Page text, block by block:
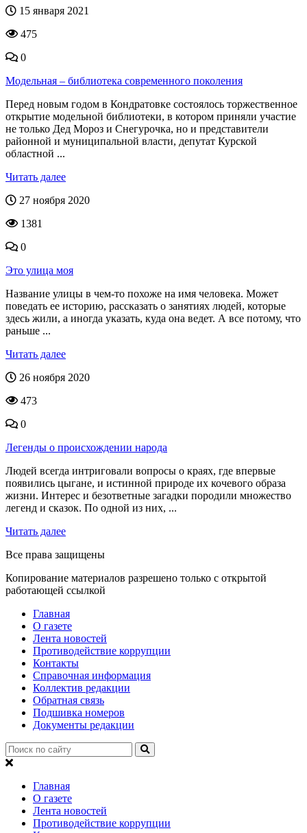
15 января 2021
475
0
Модельная – библиотека современного поколения
Перед новым годом в Кондратовке состоялось торжественное
открытие модельной библиотеки, в котором приняли участие
не только Дед Мороз и Снегурочка, но и представители
районной и муниципальной власти, депутат Курской
областной ...
Читать далее
27 ноября 2020
1381
0
Это улица моя
Название улицы в чем-то похоже на имя человека. Может
поведать ее историю, рассказать о занятиях людей, которые
здесь жили, а иногда указать, куда она ведет. А все потому, что
раньше ...
Читать далее
26 ноября 2020
473
0
Легенды о происхождении народа
Людей всегда интриговали вопросы о краях, где впервые
появились цыгане, и истинной природе их кочевого образа
жизни. Интерес и безответные загадки породили множество
легенд и сказок. По одной из них, ...
Читать далее
Все права защищены
Копирование материалов разрешено только с открытой
работающей ссылкой
Главная
О газете
Лента новостей
Противодействие коррупции
Контакты
Справочная информация
Коллектив редакции
Обратная связь
Подшивка номеров
Документы редакции
Главная
О газете
Лента новостей
Противодействие коррупции